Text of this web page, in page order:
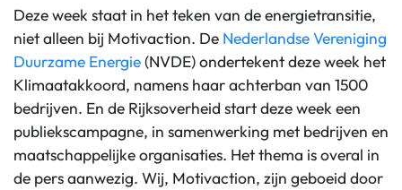
Deze week staat in het teken van de energietransitie,
niet alleen bij Motivaction. De Nederlandse Vereniging
Duurzame Energie(NVDE) ondertekent deze week het
Klimaatakkoord, namens haar achterban van 1500
bedrijven. En de Rijksoverheid start deze week een
publiekscampagne, in samenwerking met bedrijven en
maatschappelijke organisaties. Het thema is overal in
de pers aanwezig. Wij, Motivaction, zijn geboeid door